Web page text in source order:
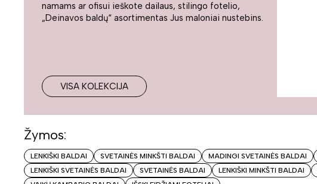
namams ar ofisui ieškote dailaus, stilingo fotelio,
„Deinavos baldų“ asortimentas Jus maloniai nustebins.
VISA KOLEKCIJA
Žymos:
LENKIŠKI BALDAI SVETAINĖS MINKŠTI BALDAI MADINGI SVETAINĖS BALDAI
LENKIŠKI SVETAINĖS BALDAI
SVETAINĖS BALDAI LENKIŠKI MINKŠTI BALDAI